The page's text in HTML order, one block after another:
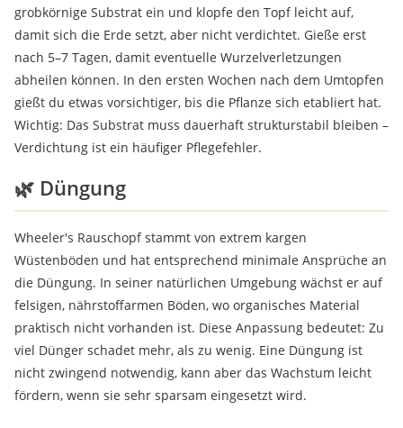
grobkörnige Substrat ein und klopfe den Topf leicht auf,
damit sich die Erde setzt, aber nicht verdichtet. Gieße erst
nach 5–7 Tagen, damit eventuelle Wurzelverletzungen
abheilen können. In den ersten Wochen nach dem Umtopfen
gießt du etwas vorsichtiger, bis die Pflanze sich etabliert hat.
Wichtig: Das Substrat muss dauerhaft strukturstabil bleiben –
Verdichtung ist ein häufiger Pflegefehler.
🌿 Düngung
Wheeler's Rauschopf stammt von extrem kargen
Wüstenböden und hat entsprechend minimale Ansprüche an
die Düngung. In seiner natürlichen Umgebung wächst er auf
felsigen, nährstoffarmen Böden, wo organisches Material
praktisch nicht vorhanden ist. Diese Anpassung bedeutet: Zu
viel Dünger schadet mehr, als zu wenig. Eine Düngung ist
nicht zwingend notwendig, kann aber das Wachstum leicht
fördern, wenn sie sehr sparsam eingesetzt wird.